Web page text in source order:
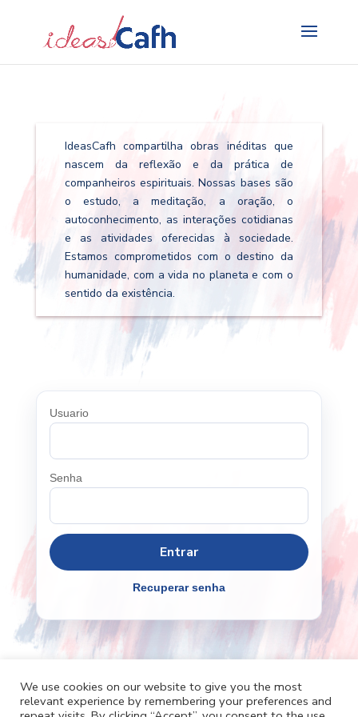
IdeasCafh compartilha obras inéditas que
nascem da reflexão e da prática de
companheiros espirituais. Nossas bases são
o estudo, a meditação, a oração, o
autoconhecimento, as interações cotidianas
e as atividades oferecidas à sociedade.
Estamos comprometidos com o destino da
humanidade, com a vida no planeta e com o
sentido da existência.
Usuario
Senha
Recuperar senha
Cafh.org Cafh App
Contatos
We use cookies on our website to give you the most
relevant experience by remembering your preferences and